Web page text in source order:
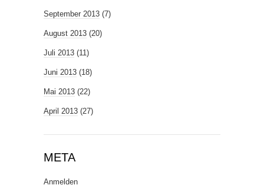
September 2013 (7)
August 2013 (20)
Juli 2013 (11)
Juni 2013 (18)
Mai 2013 (22)
April 2013 (27)
META
Anmelden